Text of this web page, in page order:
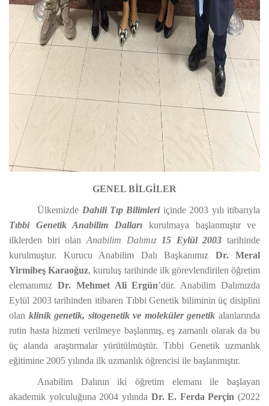
GENEL BİLGİLER
Ülkemizde Dahili Tıp Bilimleriiçinde 2003 yılı itibarıyla
Tıbbi Genetik Anabilim Dalları kurulmaya başlanmıştır ve
ilklerden biri olan Anabilim Dalımız 15 Eylül 2003 tarihinde
kurulmuştur. Kurucu Anabilim Dalı Başkanımız Dr. Meral
Yirmibeş Karaoğuz, kuruluş tarihinde ilk görevlendirilen öğretim
elemanımız Dr. Mehmet Ali Ergün’dür. Anabilim Dalımızda
Eylül 2003 tarihinden itibaren Tıbbi Genetik biliminin üç disiplini
olan klinik genetik, sitogenetik ve moleküler genetikalanlarında
rutin hasta hizmeti verilmeye başlanmış, eş zamanlı olarak da bu
üç alanda araştırmalar yürütülmüştür. Tıbbi Genetik uzmanlık
eğitimine 2005 yılında ilk uzmanlık öğrencisi ile başlanmıştır.
Anabilim Dalının iki öğretim elemanı ile başlayan
akademik yolculuğuna 2004 yılında Dr. E. Ferda Perçin (2022